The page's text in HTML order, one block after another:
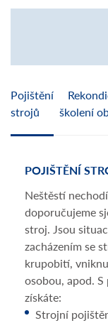
Pojištění
strojů
školení
POJIŠTĚNÍ
Neštěstí
doporučujeme
stroj. Jsou
zacházením se
krupobití,
osobou, apod.
získáte:
Strojní